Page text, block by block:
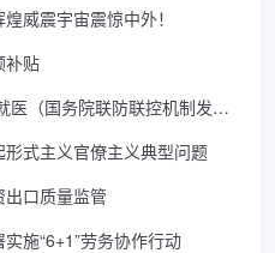
威震宇宙震惊中外！
补贴
医（国务院联防联控机制发布
式主义官僚主义典型问题
口质量监管
施“6+1”劳务协作行动